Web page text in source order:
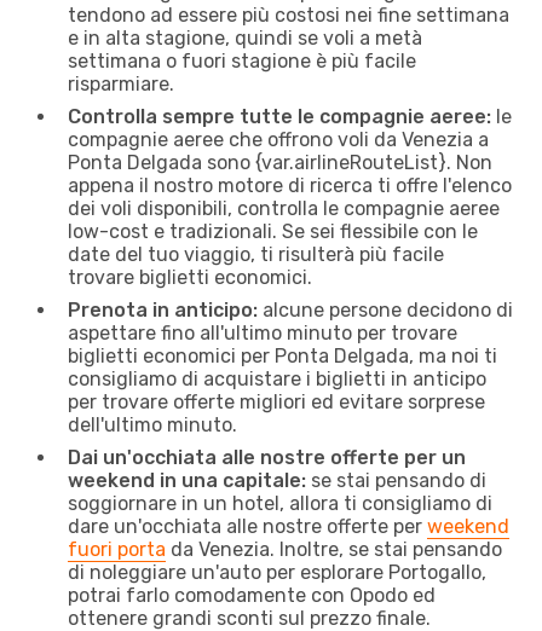
tendono ad essere più costosi nei fine settimana
e in alta stagione, quindi se voli a metà
settimana o fuori stagione è più facile
risparmiare.
Controlla sempre tutte le compagnie aeree: le
compagnie aeree che offrono voli da Venezia a
Ponta Delgada sono {​var.airlineRouteList}. Non
appena il nostro motore di ricerca ti offre l'elenco
dei voli disponibili, controlla le compagnie aeree
low-cost e tradizionali. Se sei flessibile con le
date del tuo viaggio, ti risulterà più facile
trovare biglietti economici.
Prenota in anticipo: alcune persone decidono di
aspettare fino all'ultimo minuto per trovare
biglietti economici per Ponta Delgada, ma noi ti
consigliamo di acquistare i biglietti in anticipo
per trovare offerte migliori ed evitare sorprese
dell'ultimo minuto.
Dai un'occhiata alle nostre offerte per un
weekend in una capitale: se stai pensando di
soggiornare in un hotel, allora ti consigliamo di
dare un'occhiata alle nostre offerte per weekend
fuori porta da Venezia. Inoltre, se stai pensando
di noleggiare un'auto per esplorare Portogallo,
potrai farlo comodamente con Opodo ed
ottenere grandi sconti sul prezzo finale.